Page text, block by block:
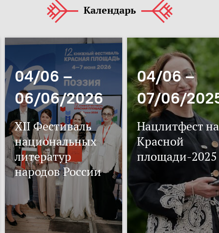
Календарь
04/06 –
06/06/2026
XII Фестиваль
национальных
литератур
народов России
04/06 –
07/06/
Нацлитфест на
Красной
площади-2025